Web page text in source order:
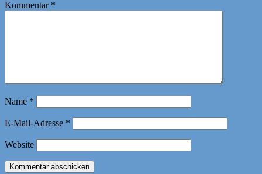
Kommentar *
Name *
E-Mail-Adresse *
Website